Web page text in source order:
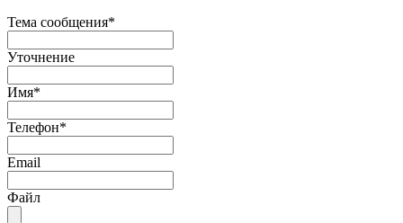
Тема сообщения*
Уточнение
Имя*
Телефон*
Email
Файл